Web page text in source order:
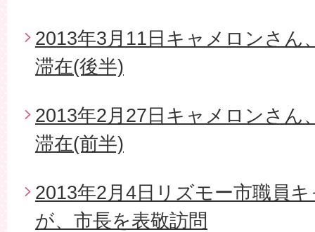
2013年3月11日キャメロンさん
滞在(後半)
2013年2月27日キャメロンさん
滞在(前半)
2013年2月4日リズモー市職員
が、市長を表敬訪問